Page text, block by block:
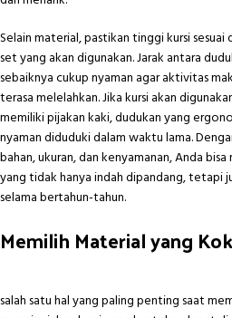
Selain material, pastikan tinggi kursi
set yang akan digunakan. Jarak antara
sebaiknya cukup nyaman agar aktivitas
terasa melelahkan. Jika kursi akan
memiliki pijakan kaki, dudukan yang
nyaman diduduki dalam waktu lama.
bahan, ukuran, dan kenyamanan, Anda
yang tidak hanya indah dipandang, tetapi
selama bertahun-tahun.
Memilih Material yang
salah satu hal yang paling penting saat